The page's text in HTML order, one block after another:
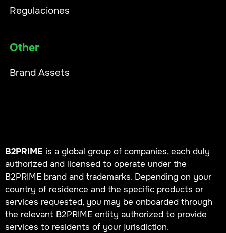
Regulaciones
Other
Brand Assets
B2PRIME is a global group of companies, each duly
authorized and licensed to operate under the
B2PRIME brand and trademarks. Depending on your
country of residence and the specific products or
services requested, you may be onboarded through
the relevant B2PRIME entity authorized to provide
services to residents of your jurisdiction.